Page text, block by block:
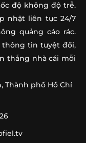
độ không độ trễ.
nhật liên tục 24/7
quảng cáo rác.
thông tin tuyệt đối,
thắng nhà cái mỗi
Thành phố Hồ Chí